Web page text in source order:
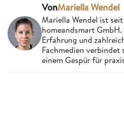
VonMariella Wendel
Mariella Wendel ist
homeandsmart
Erfahrung und
Fachmedien verbindet
einem Gespür für